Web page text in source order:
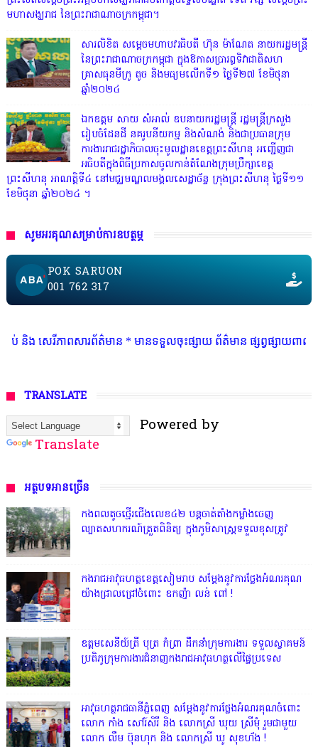
មហាសង្ឃរាជ នៃព្រះរាជាណាចក្រកម្ពុជា។
សារលិខិត សម្តេចមហាបវរធិបតី ហ៊ុន ម៉ាណែត នាយករដ្ឋមន្ត្រី
នៃព្រះរាជាណាចក្រកម្ពុជា ក្នុងឱកាសប្រារព្ធទិវាជាតិសហ
គ្រាសធុនមីក្រូ តូច និងមធ្យមលើកទី១ ថ្ងៃទី២៧ ខែមិថុនា
ឆ្នាំ២០២៤
ឯកឧត្តម សាយ សំអាល់ ឧបនាយករដ្ឋមន្ត្រី រដ្ឋមន្ត្រីក្រសួង
រៀបចំដែនដី នគរូបនីយកម្ម និងសំណង់ និងជាប្រធានក្រុម
ការងាររាជរដ្ឋាភិបាលចុះមូលដ្ឋានខេត្តព្រះសីហនុ អញ្ជើញជា
អធិបតីក្នុងពិធីប្រកាសចូលកាន់តំណែងក្រុមប្រឹក្សាខេត្ត
ព្រះសីហនុ អាណត្តិទី៤ នៅមជ្ឈមណ្ឌលមង្គលសេដ្ឋាច័ន្ទ ក្រុងព្រះសីហនុ ថ្ងៃទី១១
ខែមិថុនា ឆ្នាំ២០២៤ ។
សូមអរគុណសម្រាប់ការឧបត្ថម្ភ
POK SARUON
001 762 317
* មានទទួលចុះផ្សាយ ព័ត៌មាន ផ្សព្វផ្សាយពាណិជ្ជកម្ម និងរចនាគេហទំព័រ
TRANSLATE
Powered by
Translate
អត្ថបទអានច្រើន
កងពលតូចថ្មើរជើងលេខ៤២ បន្តចាត់តាំងកម្លាំងចេញ
ល្បាតសហករណ៍ត្រួតពិនិត្យ ក្នុងភូមិសាស្រ្តទទួលខុសត្រូវ
កងរាជអាវុធហត្ថខេត្តសៀមរាប សម្តែងនូវការថ្លែងអំណរគុណ
យ៉ាងជ្រាលជ្រៅចំពោះ ឧកញ៉ា លន់ ពៅ !
ឧត្តមសេនីយ៍ត្រី បុត្រ កំព្រា ដឹកនាំក្រុមការងារ ទទួលស្វាគមន៍
ប្រតិភូក្រុមការងារជំនាញកងរាជអាវុធហត្ថលើផ្ទៃប្រទេស
អាវុធហត្ថរាជធានីភ្នំពេញ សម្តែងនូវការថ្លែងអំណរគុណចំពោះ
លោក កាំង សៅរ៍សិរី និង លោកស្រី ឃុយ ស្រីមុំ រួមជាមួយ
លោក លឹម ប៊ុនហុក និង លោកស្រី ឃូ សុខហ័ង !